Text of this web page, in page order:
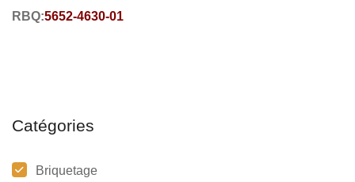
RBQ:5652-4630-01
Catégories
Briquetage